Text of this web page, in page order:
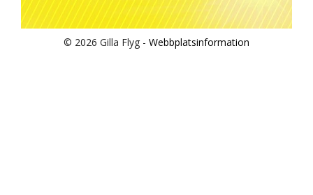
© 2026 Gilla Flyg - Webbplatsinformation